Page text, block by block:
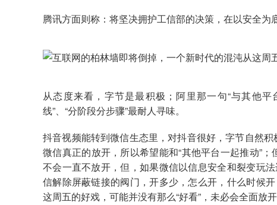
腾讯方面则称：将坚决拥护工信部的决策，在以安全为
从态度来看，字节是最积极；阿里那一句“与其他
线”、“分阶段分步骤”最耐人寻味。
抖音视频能转到微信生态里，对抖音很好，字节自然
微信真正的放开，所以希望能和“其他平台一起推动”
不会一直不放开，但，如果微信以信息安全和裂变玩
信解除屏蔽链接的阀门，开多少，怎么开，什么时候
这周五的好戏，可能并没有那么“好看”，未必会全面放开